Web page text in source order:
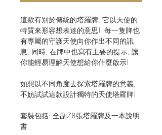
這款有別於傳統的塔羅牌, 它以天使的
特質來形容想表達的意思! 每一隻牌也
有專屬的守護天使向你作出不同的訊
息, 同時, 在牌中也寫有主要的提示, 讓
你能輕易理解天使想給你什麼啟示!
如想以不同角度去探索塔羅牌的意義,
不妨試試這款設計獨特的天使塔羅牌!
套裝包括: 全副78張塔羅牌及一本說明
書